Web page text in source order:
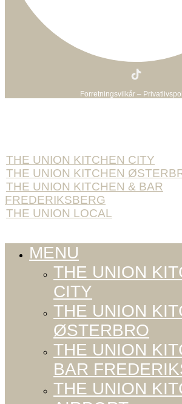
Forretningsvilkår –
THE UNION KITCHEN CITY
THE UNION KITCHEN
THE UNION KITCHEN & BAR
FREDERIKSBERG
THE UNION LOCAL
MENU
THE UNION
CITY
THE UNION
ØSTERBRO
THE UNION
BAR
THE UNION